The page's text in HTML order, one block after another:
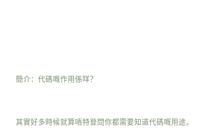
簡介：代碼嘅作用係咩？
其實好多時候就算唔特登問你都需要知道代碼嘅用途。